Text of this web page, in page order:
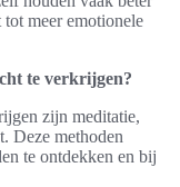
meer emotionele
te verkrijgen?
zijn meditatie,
Deze methoden
te ontdekken en bij